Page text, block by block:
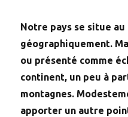
Notre pays se situe
géographiquement.
ou présenté comme
continent, un peu à
montagnes.
apporter un autre